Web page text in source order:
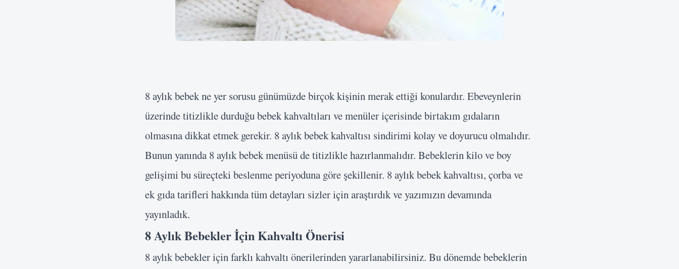
8 aylık bebek ne yer sorusu günümüzde birçok kişinin merak ettiği konulardır. Ebeveynlerin
üzerinde titizlikle durduğu bebek kahvaltıları ve menüler içerisinde birtakım gıdaların
olmasına dikkat etmek gerekir. 8 aylık bebek kahvaltısı sindirimi kolay ve doyurucu olmalıdır.
Bunun yanında 8 aylık bebek menüsü de titizlikle hazırlanmalıdır. Bebeklerin kilo ve boy
gelişimi bu süreçteki beslenme periyoduna göre şekillenir. 8 aylık bebek kahvaltısı, çorba ve
ek gıda tarifleri hakkında tüm detayları sizler için araştırdık ve yazımızın devamında
yayınladık.
8 Aylık Bebekler İçin Kahvaltı Önerisi
8 aylık bebekler için farklı kahvaltı önerilerinden yararlanabilirsiniz. Bu dönemde bebeklerin